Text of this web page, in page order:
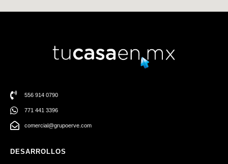
556 914 0790
771 441 3396
comercial@grupoerve.com
DESARROLLOS